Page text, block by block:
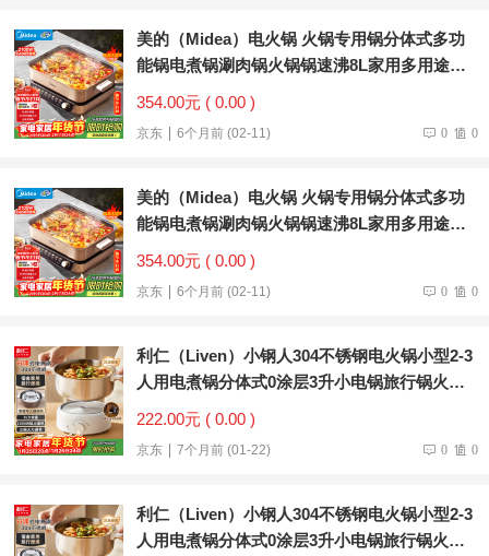
美的（Midea）电火锅 火锅专用锅分体式多功
能锅电煮锅涮肉锅火锅锅速沸8L家用多用途锅
HGS382702
354.00元 ( 0.00 )
京东 6个月前 (02-11) 0 0
美的（Midea）电火锅 火锅专用锅分体式多功
能锅电煮锅涮肉锅火锅锅速沸8L家用多用途锅
HGS382702
354.00元 ( 0.00 )
京东 6个月前 (02-11) 0 0
利仁（Liven）小钢人304不锈钢电火锅小型2-3
人用电煮锅分体式0涂层3升小电锅旅行锅火锅
专用锅电热锅DHG-J346
222.00元 ( 0.00 )
京东 7个月前 (01-22) 0 0
利仁（Liven）小钢人304不锈钢电火锅小型2-3
人用电煮锅分体式0涂层3升小电锅旅行锅火锅